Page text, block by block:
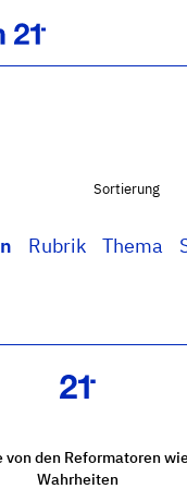
Rubrik Thema
Sortierung
von den Reformatoren
Wahrheiten